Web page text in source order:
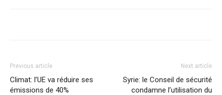
Previous article
Climat: l’UE va réduire ses
émissions de 40%
Next article
Syrie: le Conseil de sécurité
condamne l’utilisation du